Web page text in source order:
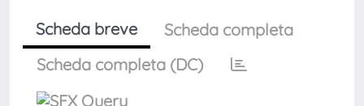
Scheda breve
Scheda completa
Scheda completa (DC)